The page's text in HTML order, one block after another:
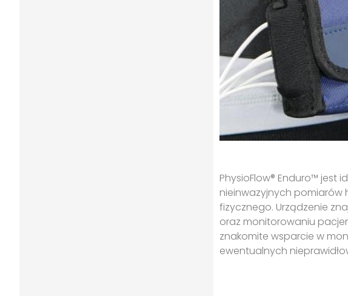
PhysioFlow® Enduro™ jest
nieinwazyjnych pomiarów
fizycznego. Urządzenie
oraz monitorowaniu
znakomite wsparcie w
ewentualnych